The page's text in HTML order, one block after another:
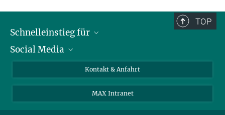
TOP
Schnelleinstieg für
Journalist*innen
Social Media
LinkedIn
Kontakt & Anfahrt
MAX Intranet